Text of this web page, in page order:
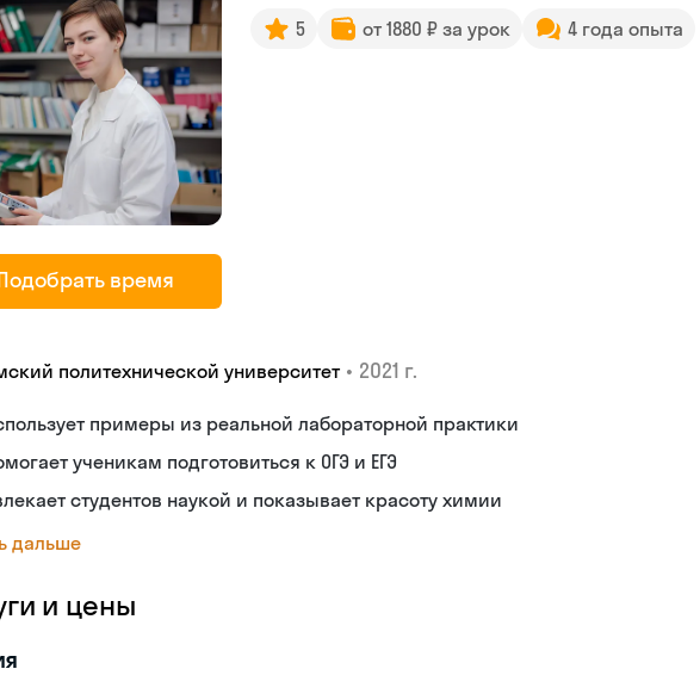
время
5 от 1880 ₽ за урок 4 года опыта
политехнической университет • 2021 г.
примеры из реальной лабораторной практики
ученикам подготовиться к ОГЭ и ЕГЭ
студентов наукой и показывает красоту химии
дальше
и цены